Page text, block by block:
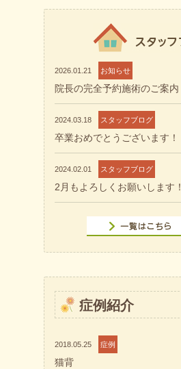
2026.01.21 お知らせ
院長の完全予約施術のご案内
2024.03.18 スタッフブログ
卒業おめでとうございます！
2024.02.01 スタッフブログ
2月もよろしくお願いします！
症例紹介
2018.05.25 症例
猫背